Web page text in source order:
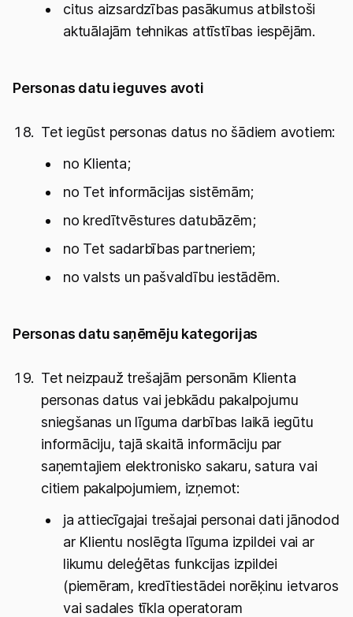
citus aizsardzības pasākumus atbilstoši
aktuālajām tehnikas attīstības iespējām.
Personas datu ieguves avoti
Tet iegūst personas datus no šādiem avotiem:
no Klienta;
no Tet informācijas sistēmām;
no kredītvēstures datubāzēm;
no Tet sadarbības partneriem;
no valsts un pašvaldību iestādēm.
Personas datu saņēmēju kategorijas
Tet neizpauž trešajām personām Klienta
personas datus vai jebkādu pakalpojumu
sniegšanas un līguma darbības laikā iegūtu
informāciju, tajā skaitā informāciju par
saņemtajiem elektronisko sakaru, satura vai
citiem pakalpojumiem, izņemot:
ja attiecīgajai trešajai personai dati jānodod
ar Klientu noslēgta līguma izpildei vai ar
likumu deleģētas funkcijas izpildei
(piemēram, kredītiestādei norēķinu ietvaros
vai sadales tīkla operatoram